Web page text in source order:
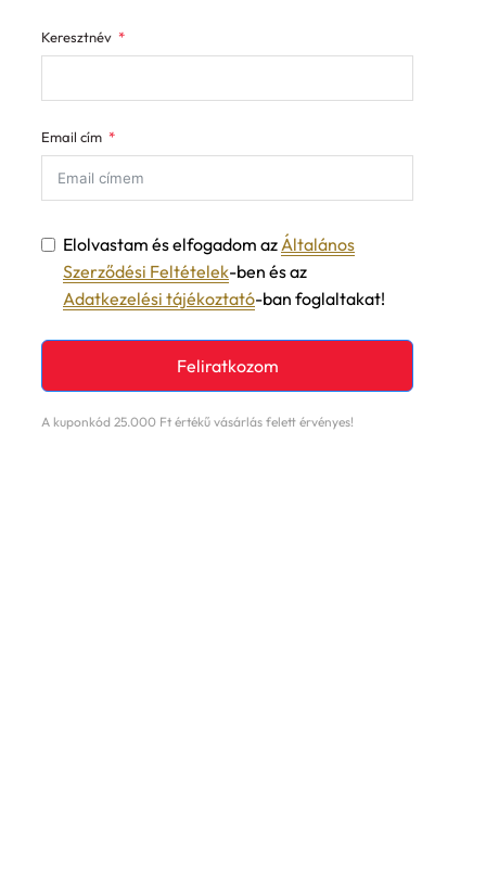
Keresztnév
Email cím
Elolvastam és elfogadom azÁltalános
Szerződési Feltételek-ben és az
Adatkezelési tájékoztató-ban foglaltakat!
Feliratkozom
A kuponkód 25.000 Ft értékű vásárlás felett érvényes!